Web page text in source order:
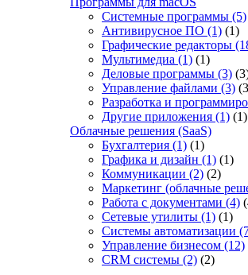
Системные программы (5)
Антивирусное ПО (1) (1)
Графические редакторы
Мультимедиа (1) (1)
Деловые программы (3)
Управление файлами (3)
Разработка и
Другие приложения (1) (1)
Облачные решения (SaaS)
Бухгалтерия (1) (1)
Графика и дизайн (1) (1)
Коммуникации (2) (2)
Маркетинг (облачные
Работа с документами (4)
Сетевые утилиты (1) (1)
Системы автоматизации
Управление бизнесом (12)
CRM системы (2) (2)